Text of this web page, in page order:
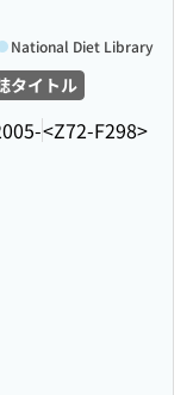
タイトル
<Z72-F298>
National Diet Library